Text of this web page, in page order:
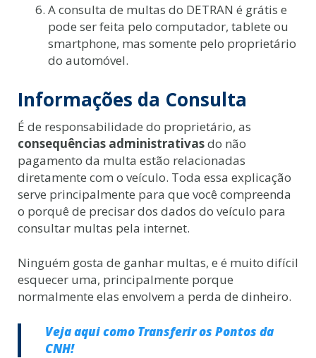
A consulta de multas do DETRAN é grátis e
pode ser feita pelo computador, tablete ou
smartphone, mas somente pelo proprietário
do automóvel.
Informações da Consulta
É de responsabilidade do proprietário, as
consequências administrativasdo não
pagamento da multa estão relacionadas
diretamente com o veículo. Toda essa explicação
serve principalmente para que você compreenda
o porquê de precisar dos dados do veículo para
consultar multas pela internet.
Ninguém gosta de ganhar multas, e é muito difícil
esquecer uma, principalmente porque
normalmente elas envolvem a perda de dinheiro.
Veja aqui como Transferir os Pontos da
CNH!